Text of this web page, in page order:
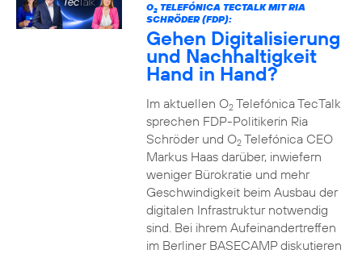
O2TELEFÓNICA TECTALK MIT RIA
SCHRÖDER (FDP):
Gehen Digitalisierung
und Nachhaltigkeit
Hand in Hand?
Im aktuellen O2Telefónica TecTalk
sprechen FDP-Politikerin Ria
Schröder und O2Telefónica CEO
Markus Haas darüber, inwiefern
weniger Bürokratie und mehr
Geschwindigkeit beim Ausbau der
digitalen Infrastruktur notwendig
sind. Bei ihrem Aufeinandertreffen
im Berliner BASECAMP diskutieren